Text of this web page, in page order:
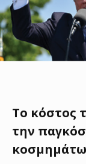
Το κόστος
την